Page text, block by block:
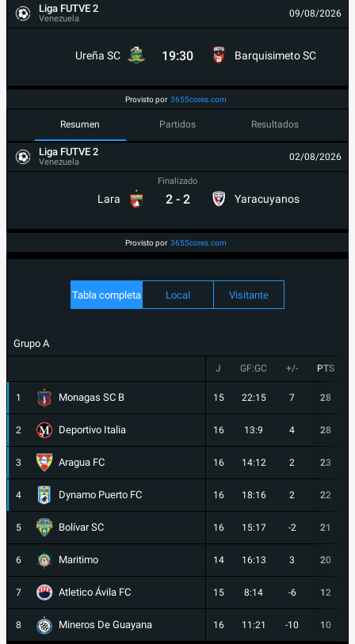
Liga FUTVE 2
Venezuela 09/08/2026
Ureña SC 19:30 Barquisimeto SC
Provisto por 365Scores.com
Resumen Partidos Resultados
Liga FUTVE 2
Venezuela 02/08/2026
Lara
Finalizado
2 - 2 Yaracuyanos
Provisto por 365Scores.com
Tabla completa Local Visitante
Grupo A
J GF:GC +/- PTS
1 Monagas SC B 15 22:15 7 28
2 Deportivo Italia 16 13:9 4 28
3 Aragua FC 16 14:12 2 23
4 Dynamo Puerto FC 16 18:16 2 22
5 Bolívar SC 16 15:17 -2 21
6 Maritimo 14 16:13 3 20
7 Atletico Ávila FC 15 8:14 -6 12
8 Mineros De Guayana 16 11:21 -10 10